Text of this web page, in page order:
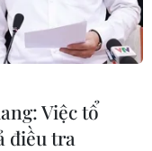
Việc tổ
điều tra